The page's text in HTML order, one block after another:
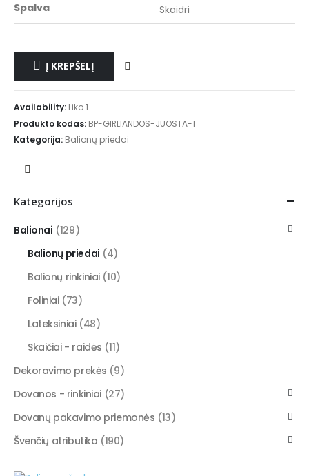
Spalva
Skaidri
Į KREPŠELĮ
Availability: Liko 1
Produkto kodas: BP-GIRLIANDOS-JUOSTA-1
Kategorija: Balionų priedai
Kategorijos
Balionai (129)
Balionų priedai (4)
Balionų rinkiniai (10)
Foliniai (73)
Lateksiniai (48)
Skaičiai - raidės (11)
Dekoravimo prekės (9)
Dovanos - rinkiniai (27)
Dovanų pakavimo priemonės (13)
Švenčių atributika (190)